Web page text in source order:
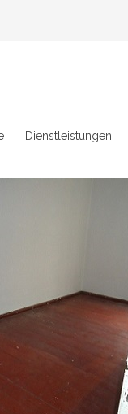
Dienstleistungen